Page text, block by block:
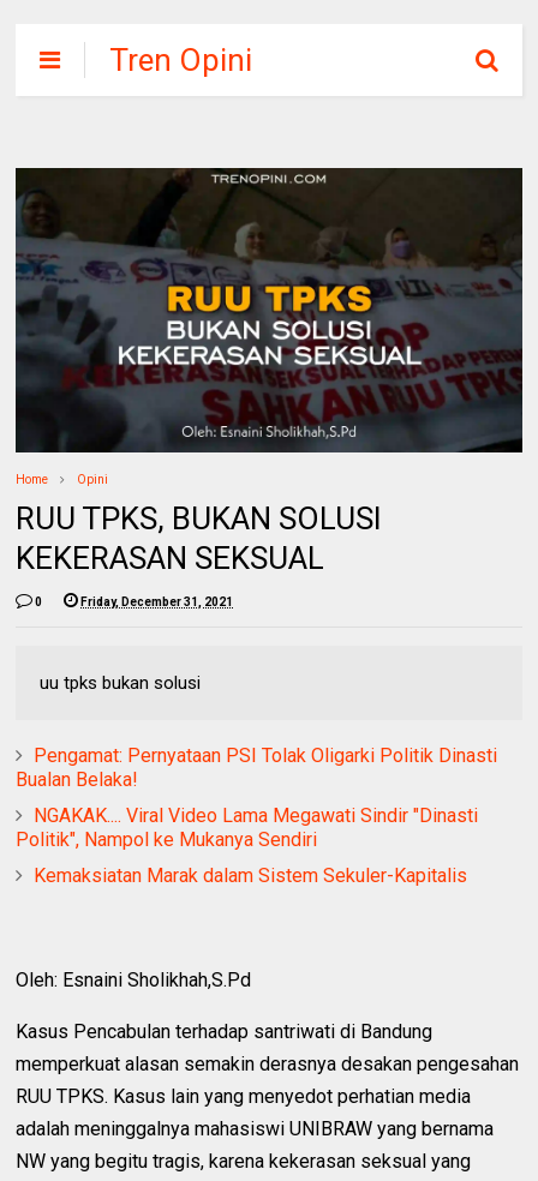
Tren Opini
Home Opini
RUU TPKS, BUKAN SOLUSI
KEKERASAN SEKSUAL
0 Friday, December 31, 2021
uu tpks bukan solusi
Pengamat: Pernyataan PSI Tolak Oligarki Politik Dinasti
Bualan Belaka!
NGAKAK.... Viral Video Lama Megawati Sindir "Dinasti
Politik", Nampol ke Mukanya Sendiri
Kemaksiatan Marak dalam Sistem Sekuler-Kapitalis
Oleh: Esnaini Sholikhah,S.Pd
Kasus Pencabulan terhadap santriwati di Bandung
memperkuat alasan semakin derasnya desakan pengesahan
RUU TPKS. Kasus lain yang menyedot perhatian media
adalah meninggalnya mahasiswi UNIBRAW yang bernama
NW yang begitu tragis, karena kekerasan seksual yang